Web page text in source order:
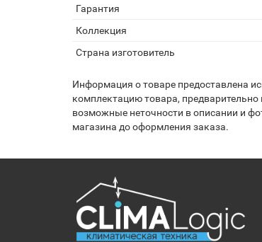
Гарантия
Коллекция
Страна изготовитель
Информация о товаре предоставлена
комплектацию товара,
возможные неточности в описании и
магазина до оформления заказа.